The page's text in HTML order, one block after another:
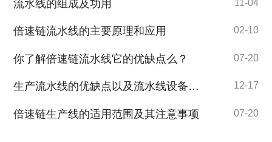
流水线的组成及功用
倍速链流水线的主要原理和应用 02-10
你了解倍速链流水线它的优缺点么？ 07-20
生产流水线的优缺点以及流水线设备的日常维护 12-17
倍速链生产线的适用范围及其注意事项 07-20